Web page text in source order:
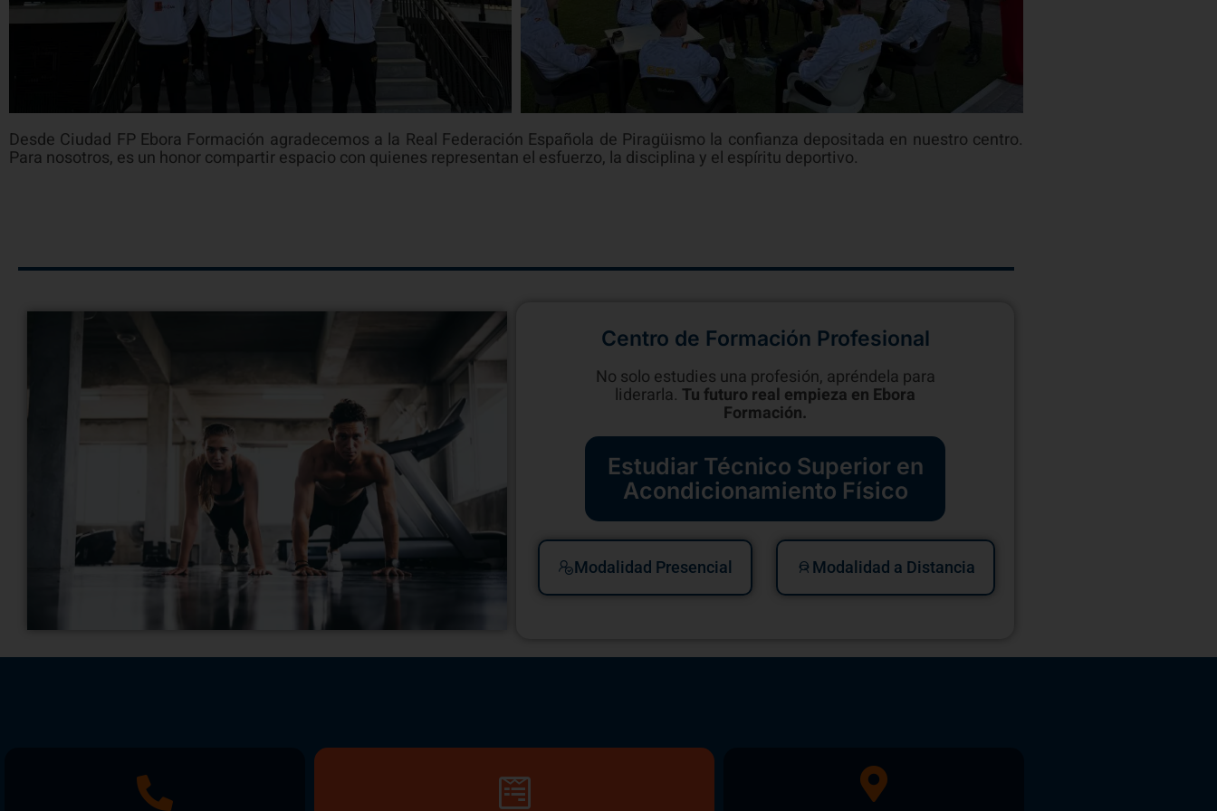
Desde Ciudad FP Ebora Formación agradecemos a la Real Federación Española de Piragüismo la confianza depositada en nuestro centro.
Para nosotros, es un honor compartir espacio con quienes representan el esfuerzo, la disciplina y el espíritu deportivo.
Centro de Formación Profesional
No solo estudies una profesión, apréndela para
liderarla. Tu futuro real empieza en Ebora
Formación.
Estudiar Técnico Superior en
Acondicionamiento Físico
Modalidad Presencial Modalidad a Distancia